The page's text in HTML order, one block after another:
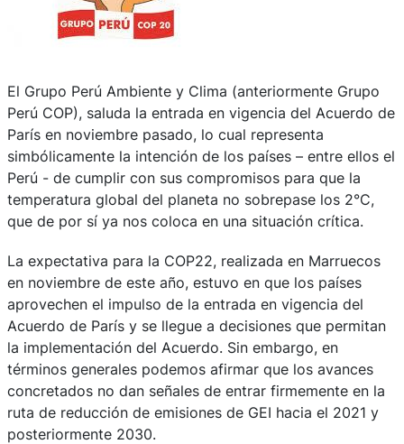
El Grupo Perú Ambiente y Clima (anteriormente Grupo
Perú COP), saluda la entrada en vigencia del Acuerdo de
París en noviembre pasado, lo cual representa
simbólicamente la intención de los países – entre ellos el
Perú - de cumplir con sus compromisos para que la
temperatura global del planeta no sobrepase los 2°C,
que de por sí ya nos coloca en una situación crítica.
La expectativa para la COP22, realizada en Marruecos
en noviembre de este año, estuvo en que los países
aprovechen el impulso de la entrada en vigencia del
Acuerdo de París y se llegue a decisiones que permitan
la implementación del Acuerdo. Sin embargo, en
términos generales podemos afirmar que los avances
concretados no dan señales de entrar firmemente en la
ruta de reducción de emisiones de GEI hacia el 2021 y
posteriormente 2030.